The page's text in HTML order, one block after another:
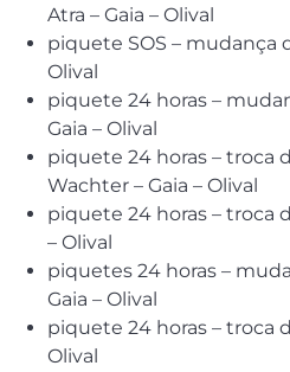
Atra – Gaia – Olival
piquete SOS – mudança
Olival
piquete 24 horas –
Gaia – Olival
piquete 24 horas – troca
Wachter – Gaia – Olival
piquete 24 horas – troca
– Olival
piquetes 24 horas –
Gaia – Olival
piquete 24 horas – troca
Olival